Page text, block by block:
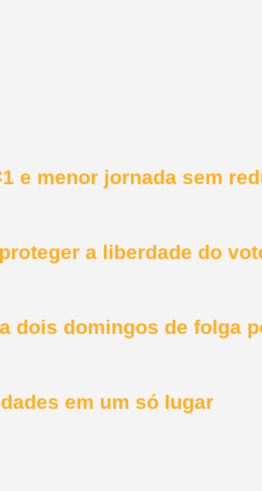
e menor jornada sem
a liberdade do
dois domingos de folga
em um só lugar